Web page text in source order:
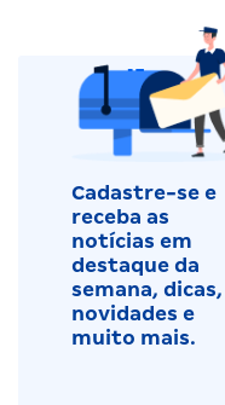
Cadastre-se e
receba as
notícias em
destaque da
semana, dicas,
novidades e
muito mais.